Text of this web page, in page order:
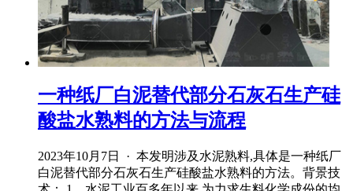
一种纸厂白泥替代部分石灰石生产硅
酸盐水熟料的方法与流程
2023年10月7日 · 本发明涉及水泥熟料,具体是一种纸厂
白泥替代部分石灰石生产硅酸盐水熟料的方法。背景技